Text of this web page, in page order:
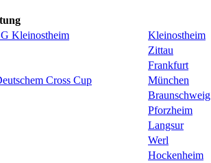
Kleinostheim
Kleinostheim
Zittau
Frankfurt
Cross Cup
München
Braunschweig
Pforzheim
Langsur
Werl
Hockenheim